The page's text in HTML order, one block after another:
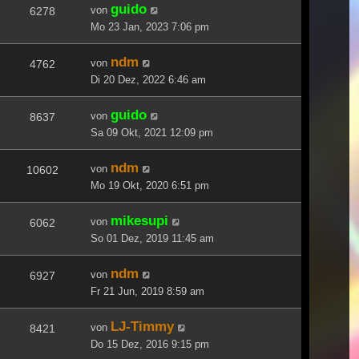
6278 von guido
Mo 23 Jan, 2023 7:06 pm
4762 von ndm
Di 20 Dez, 2022 6:46 am
8637 von guido
Sa 09 Okt, 2021 12:09 pm
10602 von ndm
Mo 19 Okt, 2020 6:51 pm
6062 von mikesupi
So 01 Dez, 2019 11:45 am
6927 von ndm
Fr 21 Jun, 2019 8:59 am
8421 von LJ-Timmy
Do 15 Dez, 2016 9:15 pm